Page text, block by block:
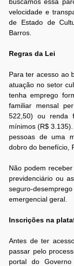
velocidade e
de Estado de
Barros.
Regras da Lei
Para ter acesso ao
atuação no setor
tenha emprego
familiar mensal
522,50) ou renda
mínimos (R$
pessoas de uma
dobro do benefício,
Não podem
previdenciário ou
seguro-
emergencial geral.
Inscrições na
Antes de ter
passar pelo
portal do